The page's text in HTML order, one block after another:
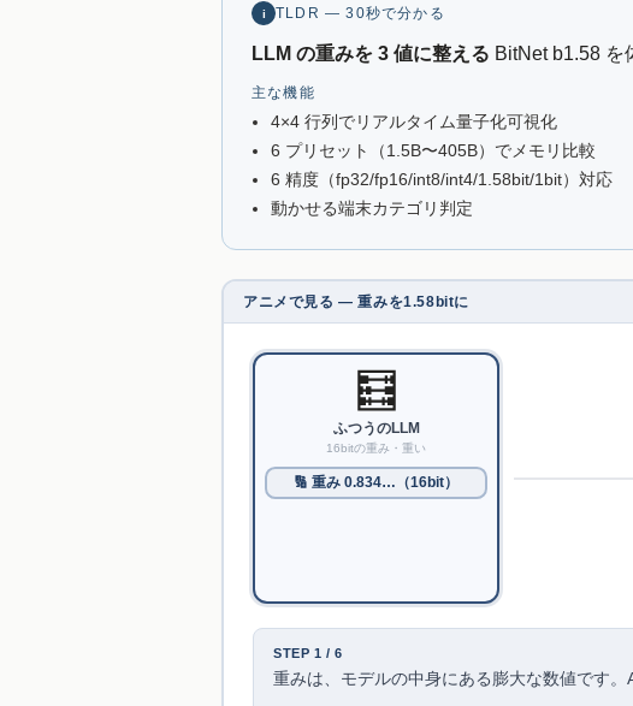
i TLDR — 30秒で分かる
LLM の重みを 3 値に整える BitNet b1.58 を
主な機能
4×4 行列でリアルタイム量子化可視化
6 プリセット（1.5B〜405B）でメモリ比較
6 精度（fp32/fp16/int8/int4/1.58bit/1bit）対応
動かせる端末カテゴリ判定
アニメで見る — 重みを1.58bitに
🧮
ふつうのLLM
16bitの重み・重い
🔢 重み 0.834…（16bit）
STEP 1 / 6
重みは、モデルの中身にある膨大な数値です